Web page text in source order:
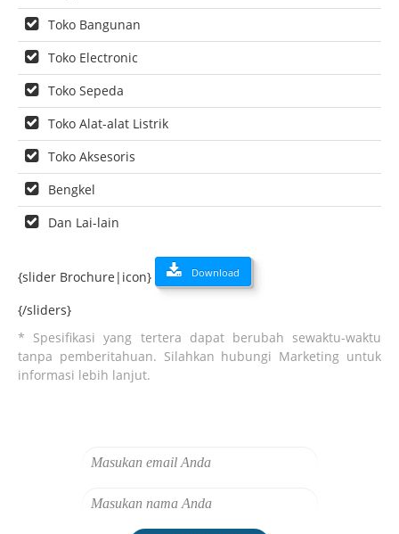
Toko Bangunan
Toko Electronic
Toko Sepeda
Toko Alat-alat Listrik
Toko Aksesoris
Bengkel
Dan Lai-lain
{slider Brochure|icon} Download
{/sliders}
* Spesifikasi yang tertera dapat berubah sewaktu-waktu
tanpa pemberitahuan. Silahkan hubungi Marketing untuk
informasi lebih lanjut.